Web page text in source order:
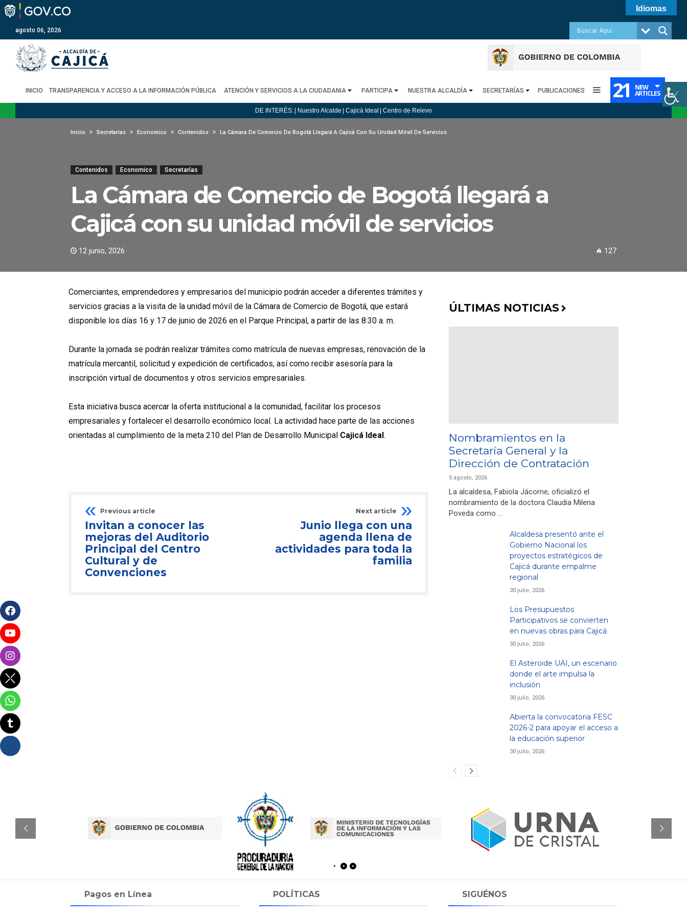
agosto 06, 2026
INICIO TRANSPARENCIA Y ACCESO A LA INFORMACIÓN PÚBLICA ATENCIÓN Y SERVICIOS A LA CIUDADANIA PARTICIPA NUESTRA ALCALDÍA SECRETARÍAS PUBLICACIONES 21 NEW
ARTICLES
DE INTERÉS: | Nuestro Alcalde | Cajicá Ideal | Centro de Relevo
Inicio Secretarías Economico Contenidos La Cámara De Comercio De Bogotá Llegará A Cajicá Con Su Unidad Móvil De Servicios
Contenidos Economico Secretarías
La Cámara de Comercio de Bogotá llegará a
Cajicá con su unidad móvil de servicios
12 junio, 2026 127
Comerciantes, emprendedores y empresarios del municipio podrán acceder a diferentes trámites y
servicios gracias a la visita de la unidad móvil de la Cámara de Comercio de Bogotá, que estará
disponible los días 16 y 17 de junio de 2026 en el Parque Principal, a partir de las 8:30 a. m.
Durante la jornada se podrán realizar trámites como matrícula de nuevas empresas, renovación de la
matrícula mercantil, solicitud y expedición de certificados, así como recibir asesoría para la
inscripción virtual de documentos y otros servicios empresariales.
Esta iniciativa busca acercar la oferta institucional a la comunidad, facilitar los procesos
empresariales y fortalecer el desarrollo económico local. La actividad hace parte de las acciones
orientadas al cumplimiento de la meta 210 del Plan de Desarrollo Municipal Cajicá Ideal.
Previous article
Invitan a conocer las
mejoras del Auditorio
Principal del Centro
Cultural y de
Convenciones
Next article
Junio llega con una
agenda llena de
actividades para toda la
familia
ÚLTIMAS NOTICIAS
Nombramientos en la
Secretaría General y la
Dirección de Contratación
5 agosto, 2026
La alcaldesa, Fabiola Jácome, oficializó el
nombramiento de la doctora Claudia Milena
Poveda como …
Alcaldesa presentó ante el
Gobierno Nacional los
proyectos estratégicos de
Cajicá durante empalme
regional
30 julio, 2026
Los Presupuestos
Participativos se convierten
en nuevas obras para Cajicá
30 julio, 2026
El Asteroide UAI, un escenario
donde el arte impulsa la
inclusión
30 julio, 2026
Abierta la convocatoria FESC
2026-2 para apoyar el acceso a
la educación superior
30 julio, 2026
Pagos en Línea POLÍTICAS SIGUÉNOS
Idiomas